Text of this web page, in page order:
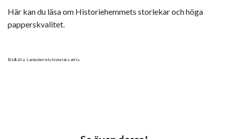
Här kan du läsa om Historiehemmets storlekar och höga
papperskvalitet.
Bildkälla: Lantmäteriets historiska arkiv.